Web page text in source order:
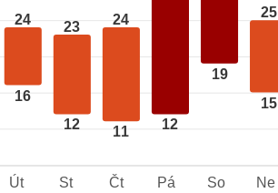
24
16
23
12
24
11 12
19
25
15
Út St Čt Pá So Ne